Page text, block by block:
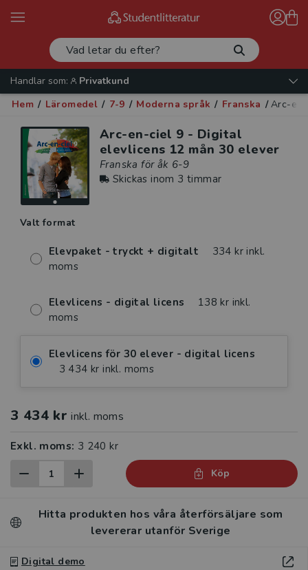
Handlar som:
Privatkund
Hem / Läromedel / 7-9 / Moderna språk / Franska / Arc-
Arc-en-ciel 9 - Digital
elevlicens 12 mån 30 elever
Franska för åk 6-9
Skickas inom 3 timmar
Valt format
Elevpaket - tryckt + digitalt
334 kr inkl.
moms
Elevlicens - digital licens
138 kr inkl.
moms
Elevlicens för 30 elever - digital licens
3 434 kr inkl. moms
3 434 kr inkl. moms
Exkl. moms: 3 240 kr
Köp
Hitta produkten hos våra återförsäljare som
levererar utanför Sverige
Digital demo